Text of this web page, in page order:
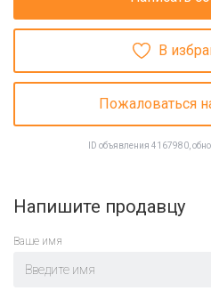
В
Пожаловаться
ID объявления 4167980,
Напишите продавцу
Ваше имя